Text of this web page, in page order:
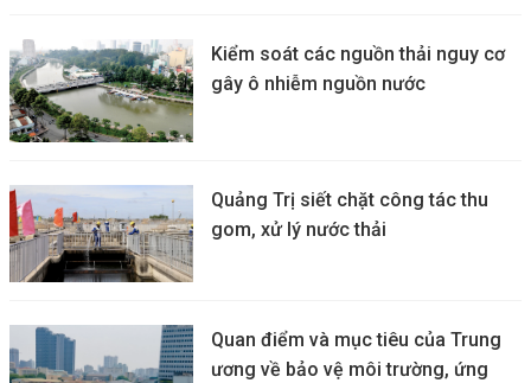
Kiểm soát các nguồn thải nguy cơ
gây ô nhiễm nguồn nước
Quảng Trị siết chặt công tác thu
gom, xử lý nước thải
Quan điểm và mục tiêu của Trung
ương về bảo vệ môi trường, ứng